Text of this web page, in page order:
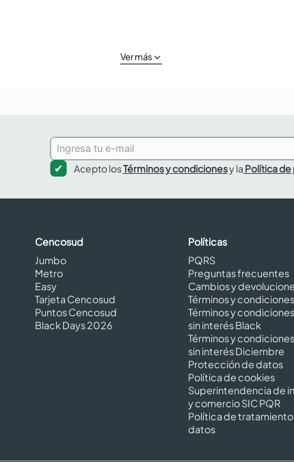
Ver más
Acepto losTérminos y condicionesy la Política
Cencosud
Jumbo
Metro
Easy
Tarjeta Cencosud
Puntos Cencosud
Black Days 2026
Políticas
PQRS
Preguntas frecuentes
Cambios y
Términos y condiciones
Términos y
sin interés Black
Términos y
sin interés Diciembre
Protección de datos
Política de cookies
Superintendencia de
y comercio SIC PQR
Política de
datos